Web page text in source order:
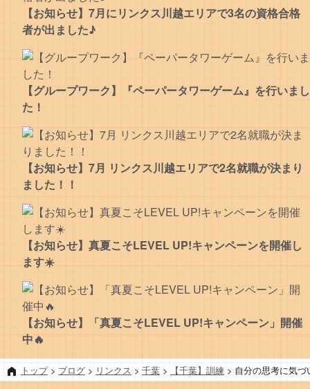
トップ> ブログ > リンクス > 千葉 > 【千葉】訓練 > 自分の思考に気
【お知らせ】7月にリンクス川越エリアで3名の資格合格
者が出ました♪
【グループワーク】『ペーパータワーゲーム』を行いまし
た！
【お知らせ】7月 リンクス川越エリアで2名就職が決まり
ました！！
【お知らせ】真夏こそLEVEL UP!キャンペーンを開催し
ます☀️
【お知らせ】「真夏こそLEVEL UP!キャンペーン」開催
中🔥